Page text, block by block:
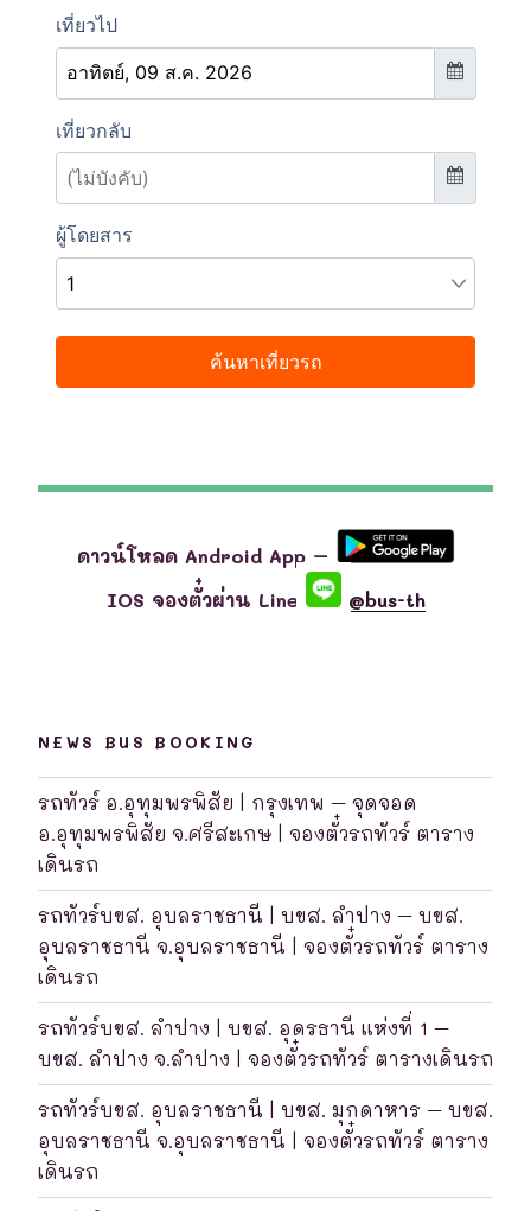
ดาวน์โหลด Android App –
IOS จองตั๋วผ่าน Line
@bus-th
NEWS BUS BOOKING
รถทัวร์ อ.อุทุมพรพิสัย | กรุงเทพ – จุดจอด
อ.อุทุมพรพิสัย จ.ศรีสะเกษ | จองตั๋วรถทัวร์ ตาราง
เดินรถ
รถทัวร์บขส. อุบลราชธานี | บขส. ลำปาง – บขส.
อุบลราชธานี จ.อุบลราชธานี | จองตั๋วรถทัวร์ ตาราง
เดินรถ
รถทัวร์บขส. ลำปาง | บขส. อุดรธานี แห่งที่ 1 –
บขส. ลำปาง จ.ลำปาง | จองตั๋วรถทัวร์ ตารางเดินรถ
รถทัวร์บขส. อุบลราชธานี | บขส. มุกดาหาร – บขส.
อุบลราชธานี จ.อุบลราชธานี | จองตั๋วรถทัวร์ ตาราง
เดินรถ